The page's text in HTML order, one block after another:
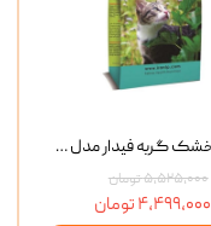
غذای خشک گربه فیدار مدل Adult وزن 10 کیلوگرم
۵,۵۲۵,۰۰۰ تومان
۴,۴۹۹,۰۰۰ تومان